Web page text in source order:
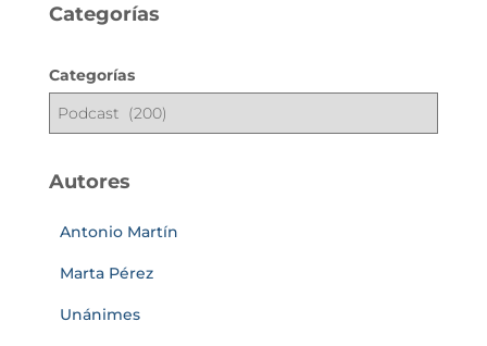
Categorías
Categorías
Autores
Antonio Martín
Marta Pérez
Unánimes